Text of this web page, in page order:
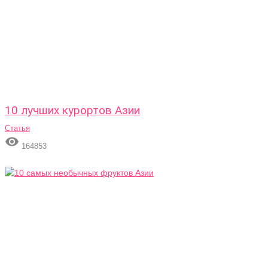
10 лучших курортов Азии
Статья
 164853